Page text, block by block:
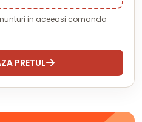
in aceeasi comanda
PRETUL